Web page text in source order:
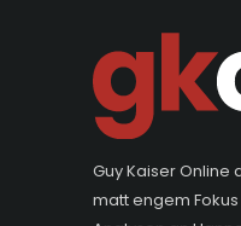
Guy Kaiser Online
matt engem